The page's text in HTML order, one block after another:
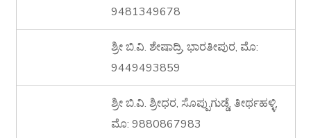
9481349678
ಶ್ರೀ ಬಿ.ವಿ. ಶೇಷಾದ್ರಿ, ಭಾರತೀಪುರ, ಮೊ:
9449493859
ಶ್ರೀ ಬಿ.ವಿ. ಶ್ರೀಧರ, ಸೊಪ್ಪುಗುಡ್ಡೆ, ತೀರ್ಥಹಳ್ಳಿ,
ಮೊ: 9880867983